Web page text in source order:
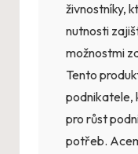
živnostníky,
nutnosti
možnostmi
Tento
podnikatele,
pro růst
potřeb.